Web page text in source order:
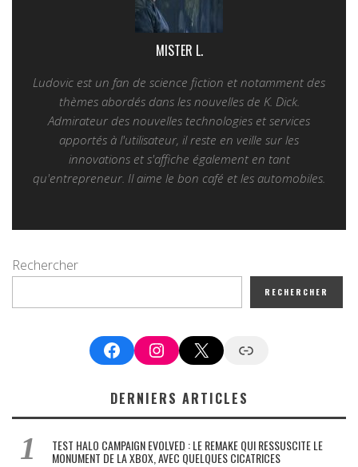
MISTER L.
Ludovic est un fan de science fiction et notamment des
thèmes abordés dans les nouvelles de K. Dick.
Admirateur des nouvelles technologies et services
apportés à l'utilisateur, il reste en veille sur les
innovations et s'affiche également en tant
qu'entrepreneur. Il aime le bon café et les automobiles.
Rechercher
RECHERCHER
FacebookInstagram
X Google News
DERNIERS ARTICLES
TEST HALO CAMPAIGN EVOLVED : LE REMAKE QUI RESSUSCITE LE
MONUMENT DE LA XBOX, AVEC QUELQUES CICATRICES